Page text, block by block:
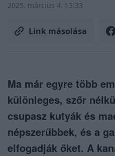
2025. március 4. 13:33
Link másolása
Ma már egyre több
különleges, szőr
csupasz kutyák és
népszerűbbek, és a
elfogadják őket. A